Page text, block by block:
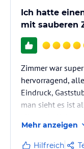
Ich hatte
mit sauberen
Zimmer war
hervorragend,
Eindruck,
man sieht es ist
erholen und
Seniorchef hat
Mehr anzeigen
Hilfreich